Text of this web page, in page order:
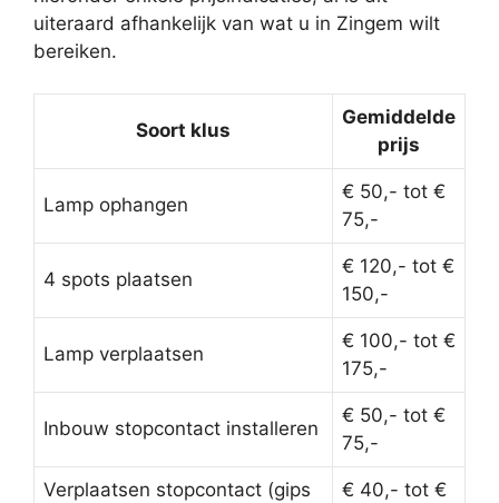
uiteraard afhankelijk van wat u in Zingem wilt
bereiken.
Soort klus
Gemiddelde
prijs
Lamp ophangen
€ 50,- tot €
75,-
4 spots plaatsen
€ 120,- tot €
150,-
Lamp verplaatsen
€ 100,- tot €
175,-
Inbouw stopcontact installeren
€ 50,- tot €
75,-
Verplaatsen stopcontact (gips
€ 40,- tot €